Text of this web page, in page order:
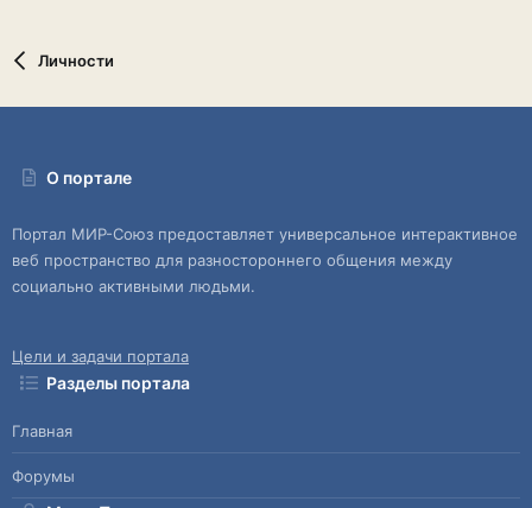
Личности
О портале
Портал МИР-Союз предоставляет универсальное интерактивное
веб пространство для разностороннего общения между
социально активными людьми.
Цели и задачи портала
Разделы портала
Главная
Форумы